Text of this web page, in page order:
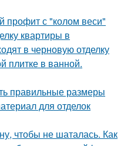
профит с "колом веси"
квартиры в
в черновую отделку
плитке в ванной.
правильные размеры
для отделок
чтобы не шаталась. Как